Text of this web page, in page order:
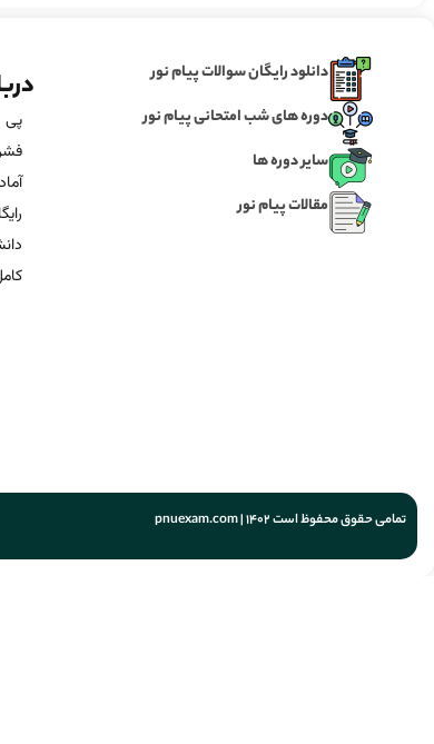
دانلود رایگان سوالات پیام نور
دوره های شب امتحانی پیام نور
سایر دوره ها
مقالات پیام نور
تمامی حقوق محفوظ است 1402 | pnuexam.com